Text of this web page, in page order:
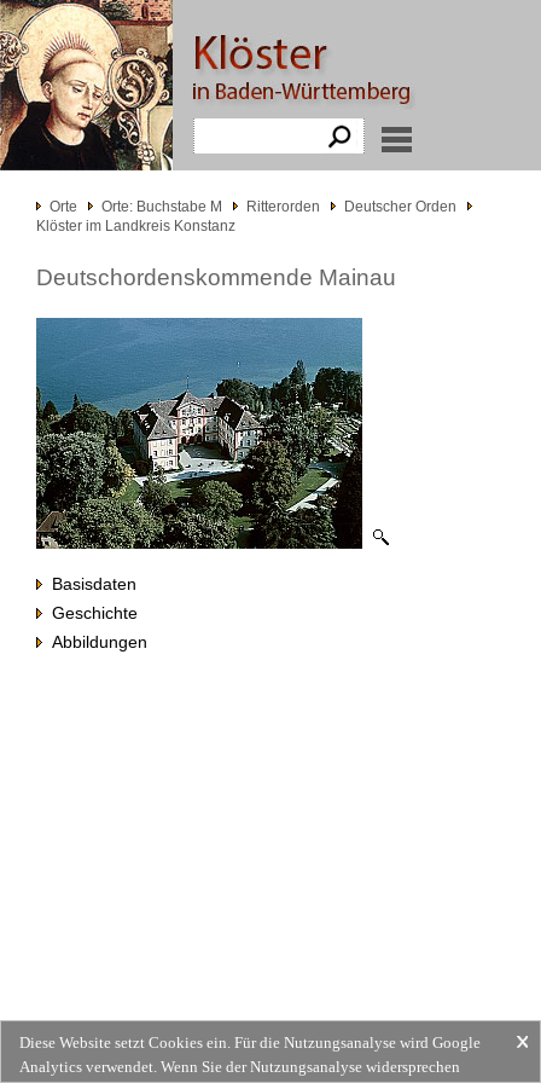
Orte Orte: Buchstabe M Ritterorden
Deutscher Orden
Klöster im Landkreis Konstanz
Deutschordenskommende Mainau
Basisdaten
Geschichte
Abbildungen
Diese Website setzt Cookies ein. Für die Nutzungsanalyse wird Google
Analytics verwendet. Wenn Sie der Nutzungsanalyse widersprechen